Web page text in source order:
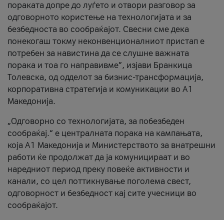
пораката допре до луѓето и отвори разговор за
одговорното користење на технологијата и за
безбедноста во сообраќајот. Свесни сме дека
понекогаш токму неконвенционалниот пристап е
потребен за навистина да се слушне важната
порака и тоа го направивме”, изјави Бранкица
Толевска, од одделот за бизнис-трансформација,
корпоративна стратегија и комуникации во А1
Македонија.
„Одговорно со технологијата, за побезбеден
сообраќај.“ е централната порака на кампањата,
која A1 Македонија и Министерството за внатрешни
работи ќе продолжат да ја комуницираат и во
наредниот период преку повеќе активности и
канали, со цел поттикнување поголема свест,
одговорност и безбедност кај сите учесници во
сообраќајот.